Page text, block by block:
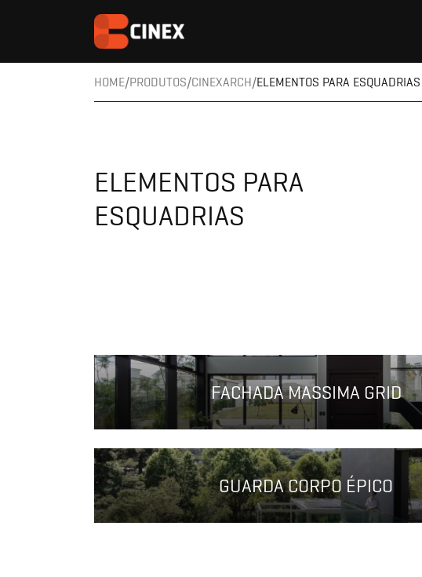
HOME PRODUTOS CINEXARCH ELEMENTOS PARA ESQUADRIAS
ELEMENTOS PARA
ESQUADRIAS
FACHADA MASSIMA GRID
GUARDA CORPO ÉPICO